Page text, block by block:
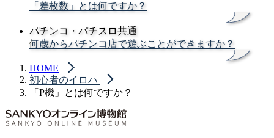
「差枚数」とは何ですか？
パチンコ・パチスロ共通
何歳からパチンコ店で遊ぶことができますか？
HOME
初心者のイロハ
「P機」とは何ですか？